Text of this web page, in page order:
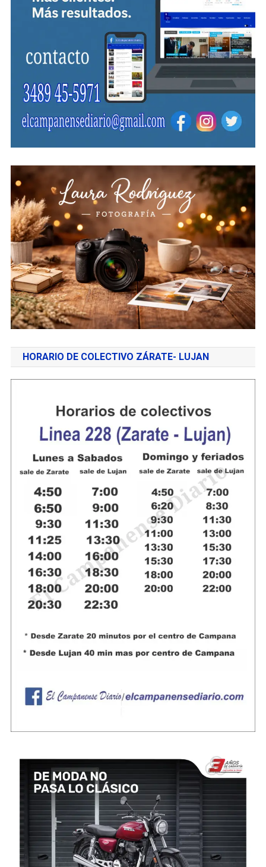
HORARIO DE COLECTIVO ZÁRATE- LUJAN